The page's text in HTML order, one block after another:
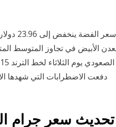
دفعت الاضطرابات التي شهدها